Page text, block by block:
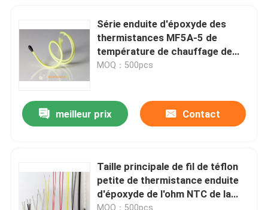
Série enduite d'époxyde des
thermistances MF5A-5 de
température de chauffage de
volant de Seat de voiture de
MOQ：500pcs
meilleur prix Contact
Taille principale de fil de téflon
petite de thermistance enduite
d'époxyde de l'ohm NTC de la
MOQ：500pcs